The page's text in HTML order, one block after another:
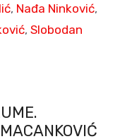
, Nađa Ninković,
, Slobodan